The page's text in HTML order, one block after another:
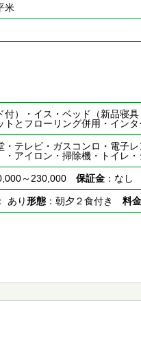
米
付）・イス・ベッド（新品寝
トとフローリング併用・イン
・テレビ・ガスコンロ・電子
・アイロン・掃除機・トイレ
～230,000 保証金：なし
あり形態：朝夕２食付き 料金